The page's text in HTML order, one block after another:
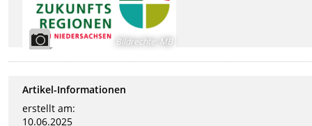
Bildrechte: MB
Artikel-Informationen
erstellt am:
10.06.2025